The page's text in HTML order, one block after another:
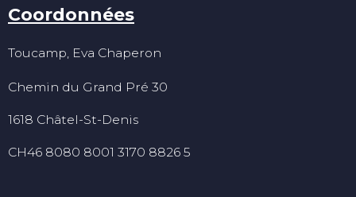
Coordonnées
Toucamp, Eva Chaperon
Chemin du Grand Pré 30
1618 Châtel-St-Denis
CH46 8080 8001 3170 8826 5